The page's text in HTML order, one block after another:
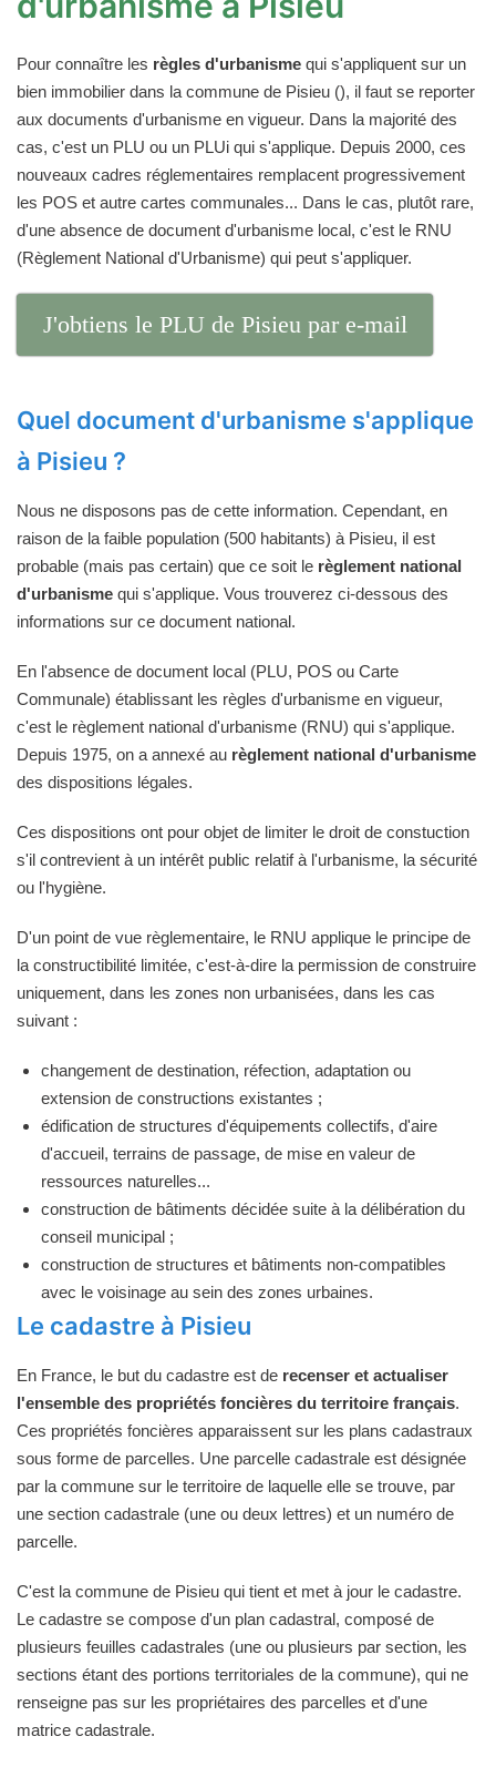
Pour connaître les règles d'urbanisme qui s'appliquent sur un
bien immobilier dans la commune de Pisieu (), il faut se reporter
aux documents d'urbanisme en vigueur. Dans la majorité des
cas, c'est un PLU ou un PLUi qui s'applique. Depuis 2000, ces
nouveaux cadres réglementaires remplacent progressivement
les POS et autre cartes communales... Dans le cas, plutôt rare,
d'une absence de document d'urbanisme local, c'est le RNU
(Règlement National d'Urbanisme) qui peut s'appliquer.
J'obtiens le PLU de Pisieu par e-mail
Quel document d'urbanisme s'applique
à Pisieu ?
Nous ne disposons pas de cette information. Cependant, en
raison de la faible population (500 habitants) à Pisieu, il est
probable (mais pas certain) que ce soit le règlement national
d'urbanisme qui s'applique. Vous trouverez ci-dessous des
informations sur ce document national.
En l'absence de document local (PLU, POS ou Carte
Communale) établissant les règles d'urbanisme en vigueur,
c'est le règlement national d'urbanisme (RNU) qui s'applique.
Depuis 1975, on a annexé au règlement national d'urbanisme
des dispositions légales.
Ces dispositions ont pour objet de limiter le droit de constuction
s'il contrevient à un intérêt public relatif à l'urbanisme, la sécurité
ou l'hygiène.
D'un point de vue règlementaire, le RNU applique le principe de
la constructibilité limitée, c'est-à-dire la permission de construire
uniquement, dans les zones non urbanisées, dans les cas
suivant :
changement de destination, réfection, adaptation ou
extension de constructions existantes ;
édification de structures d'équipements collectifs, d'aire
d'accueil, terrains de passage, de mise en valeur de
ressources naturelles...
construction de bâtiments décidée suite à la délibération du
conseil municipal ;
construction de structures et bâtiments non-compatibles
avec le voisinage au sein des zones urbaines.
Le cadastre à Pisieu
En France, le but du cadastre est de recenser et actualiser
l'ensemble des propriétés foncières du territoire français.
Ces propriétés foncières apparaissent sur les plans cadastraux
sous forme de parcelles. Une parcelle cadastrale est désignée
par la commune sur le territoire de laquelle elle se trouve, par
une section cadastrale (une ou deux lettres) et un numéro de
parcelle.
C'est la commune de Pisieu qui tient et met à jour le cadastre.
Le cadastre se compose d'un plan cadastral, composé de
plusieurs feuilles cadastrales (une ou plusieurs par section, les
sections étant des portions territoriales de la commune), qui ne
renseigne pas sur les propriétaires des parcelles et d'une
matrice cadastrale.